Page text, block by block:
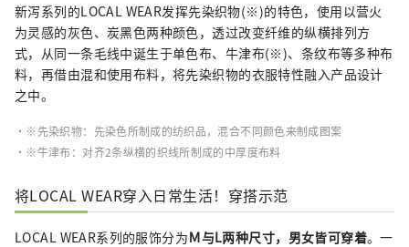
新泻系列的LOCAL WEAR发挥先染织物(※)的特色，使用以营火
为灵感的灰色、炭黑色两种颜色，透过改变纤维的纵横排列方
式，从同一条毛线中诞生于单色布、牛津布(※)、条纹布等多种布
料，再借由混和使用布料，将先染织物的衣服特性融入产品设计
之中。
・※先染织物：先染色所制成的纺织品，混合不同颜色来制成图案
・※牛津布：对齐2条纵横的织线所制成的中厚度布料
将LOCAL WEAR穿入日常生活！穿搭示范
LOCAL WEAR系列的服饰分为Ｍ与L两种尺寸，男女皆可穿着。一